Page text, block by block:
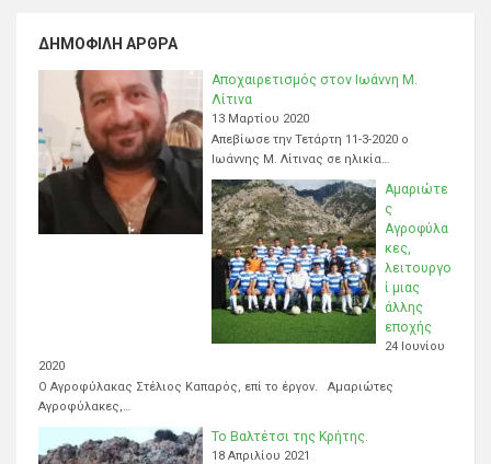
ΔΗΜΟΦΙΛΉ ΆΡΘΡΑ
Αποχαιρετισμός στον Ιωάννη Μ.
Λίτινα
13 Μαρτίου 2020
Απεβίωσε την Τετάρτη 11-3-2020 ο
Ιωάννης Μ. Λίτινας σε ηλικία…
Αμαριώτε
ς
Αγροφύλα
κες,
λειτουργο
ί μιας
άλλης
εποχής
24 Ιουνίου
2020
Ο Αγροφύλακας Στέλιος Καπαρός, επί το έργον. Αμαριώτες
Αγροφύλακες,…
Το Βαλτέτσι της Κρήτης.
18 Απριλίου 2021